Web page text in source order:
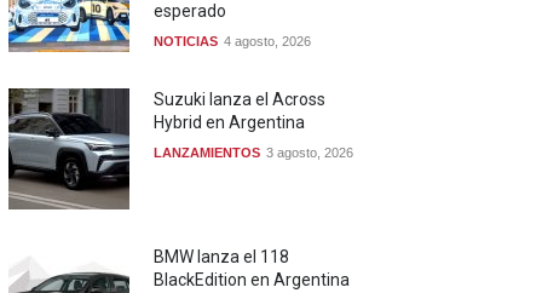
esperado
NOTICIAS 4 agosto, 2026
Suzuki lanza el Across
Hybrid en Argentina
LANZAMIENTOS 3 agosto, 2026
BMW lanza el 118
BlackEdition en Argentina